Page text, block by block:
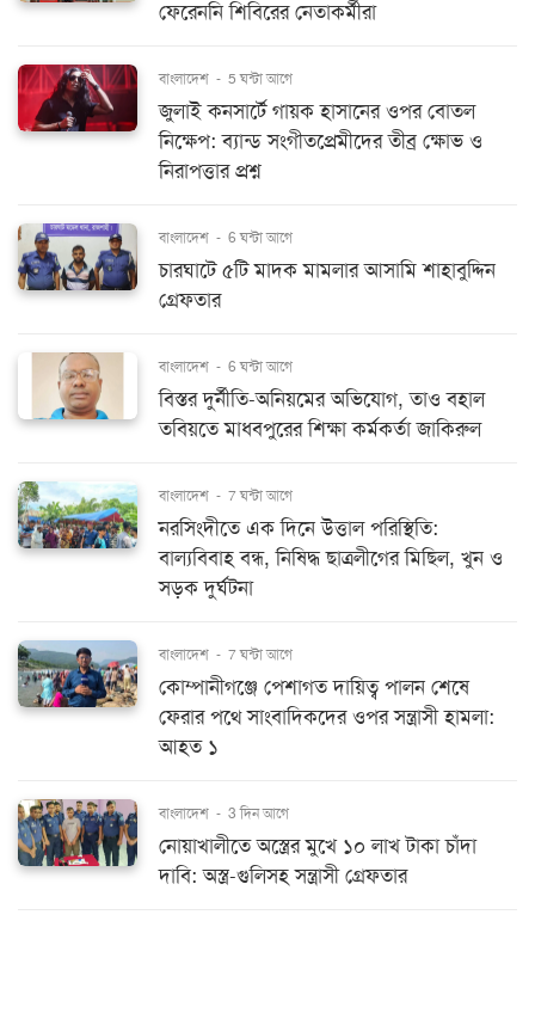
ফেরেননি শিবিরের নেতাকর্মীরা
বাংলাদেশ - 5 ঘন্টা আগে
জুলাই কনসার্টে গায়ক হাসানের ওপর বোতল
নিক্ষেপ: ব্যান্ড সংগীতপ্রেমীদের তীব্র ক্ষোভ ও
নিরাপত্তার প্রশ্ন
বাংলাদেশ - 6 ঘন্টা আগে
চারঘাটে ৫টি মাদক মামলার আসামি শাহাবুদ্দিন
গ্রেফতার
বাংলাদেশ - 6 ঘন্টা আগে
বিস্তর দুর্নীতি-অনিয়মের অভিযোগ, তাও বহাল
তবিয়তে মাধবপুরের শিক্ষা কর্মকর্তা জাকিরুল
বাংলাদেশ - 7 ঘন্টা আগে
নরসিংদীতে এক দিনে উত্তাল পরিস্থিতি:
বাল্যবিবাহ বন্ধ, নিষিদ্ধ ছাত্রলীগের মিছিল, খুন ও
সড়ক দুর্ঘটনা
বাংলাদেশ - 7 ঘন্টা আগে
কোম্পানীগঞ্জে পেশাগত দায়িত্ব পালন শেষে
ফেরার পথে সাংবাদিকদের ওপর সন্ত্রাসী হামলা:
আহত ১
বাংলাদেশ - 3 দিন আগে
নোয়াখালীতে অস্ত্রের মুখে ১০ লাখ টাকা চাঁদা
দাবি: অস্ত্র-গুলিসহ সন্ত্রাসী গ্রেফতার